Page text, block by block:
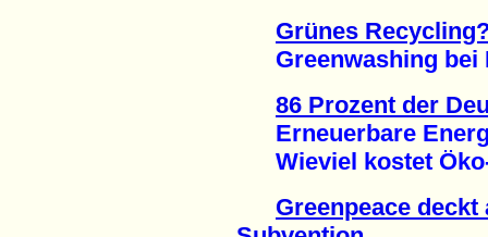
Grünes
Greenwashing bei
86 Prozent der
Erneuerbare
Wieviel kostet Öko-
Greenpeace